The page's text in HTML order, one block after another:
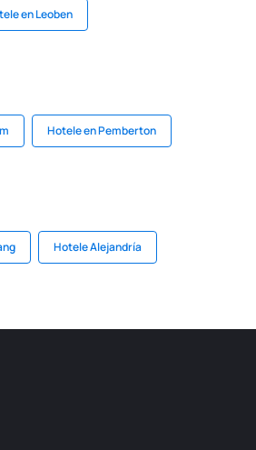
en Leoben
Hotele en Pemberton
Hotele Alejandría